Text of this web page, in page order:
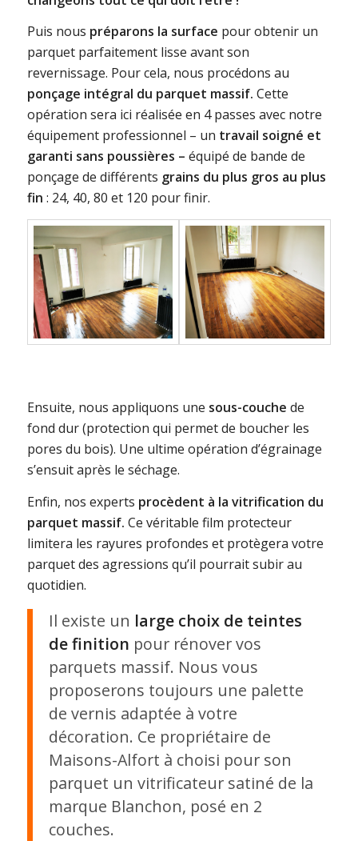
Puis nous préparons la surface pour obtenir un
parquet parfaitement lisse avant son
revernissage. Pour cela, nous procédons au
ponçage intégral du parquet massif. Cette
opération sera ici réalisée en 4 passes avec notre
équipement professionnel – un travail soigné et
garanti sans poussières – équipé de bande de
ponçage de différents grains du plus gros au plus
fin : 24, 40, 80 et 120 pour finir.
Ensuite, nous appliquons une sous-couche de
fond dur (protection qui permet de boucher les
pores du bois). Une ultime opération d’égrainage
s’ensuit après le séchage.
Enfin, nos experts procèdent à la vitrification du
parquet massif. Ce véritable film protecteur
limitera les rayures profondes et protègera votre
parquet des agressions qu’il pourrait subir au
quotidien.
Il existe un large choix de teintes
de finition pour rénover vos
parquets massif. Nous vous
proposerons toujours une palette
de vernis adaptée à votre
décoration. Ce propriétaire de
Maisons-Alfort à choisi pour son
parquet un vitrificateur satiné de la
marque Blanchon, posé en 2
couches.